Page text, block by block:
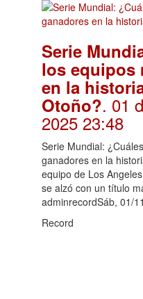
Serie
los equipos
en la
Otoño?. 01
2025 23:48
Serie Mundial:
ganadores en la
equipo de Los
se alzó con un título
adminrecordSáb, 01/
Record